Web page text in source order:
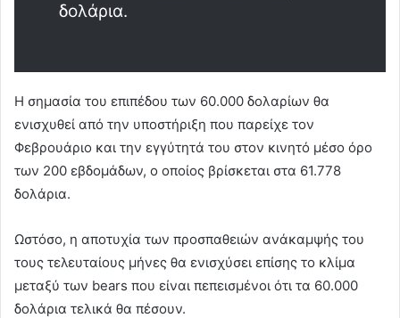
δολάρια.
Η σημασία του επιπέδου των 60.000 δολαρίων θα
ενισχυθεί από την υποστήριξη που παρείχε τον
Φεβρουάριο και την εγγύτητά του στον κινητό μέσο όρο
των 200 εβδομάδων, ο οποίος βρίσκεται στα 61.778
δολάρια.
Ωστόσο, η αποτυχία των προσπαθειών ανάκαμψής του
τους τελευταίους μήνες θα ενισχύσει επίσης το κλίμα
μεταξύ των bears που είναι πεπεισμένοι ότι τα 60.000
δολάρια τελικά θα πέσουν.